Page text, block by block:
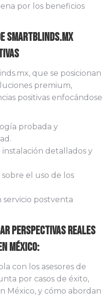
por los beneficios
SmartBlinds.mx
que se posicionan
premium,
positivas enfocándose
probada y
instalación detallados y
el uso de los
postventa
Perspectivas Reales
México:
con los asesores de
por casos de éxito,
México, y cómo abordan